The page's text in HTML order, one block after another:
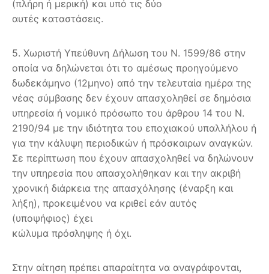
(πλήρη ή μερική) και υπό τις δύο
αυτές καταστάσεις.
5. Χωριστή Υπεύθυνη Δήλωση του Ν. 1599/86 στην
οποία να δηλώνεται ότι το αμέσως προηγούμενο
δωδεκάμηνο (12μηνο) από την τελευταία ημέρα της
νέας σύμβασης δεν έχουν απασχοληθεί σε δημόσια
υπηρεσία ή νομικό πρόσωπο του άρθρου 14 του Ν.
2190/94 με την ιδιότητα του εποχιακού υπαλλήλου ή
για την κάλυψη περιοδικών ή πρόσκαιρων αναγκών.
Σε περίπτωση που έχουν απασχοληθεί να δηλώνουν
την υπηρεσία που απασχολήθηκαν και την ακριβή
χρονική διάρκεια της απασχόλησης (έναρξη και
λήξη), προκειμένου να κριθεί εάν αυτός
(υποψήφιος) έχει
κώλυμα πρόσληψης ή όχι.
Στην αίτηση πρέπει απαραίτητα να αναγράφονται,